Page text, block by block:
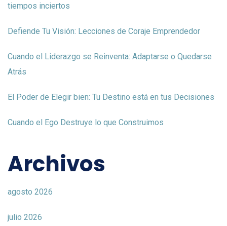
tiempos inciertos
Defiende Tu Visión: Lecciones de Coraje Emprendedor
Cuando el Liderazgo se Reinventa: Adaptarse o Quedarse
Atrás
El Poder de Elegir bien: Tu Destino está en tus Decisiones
Cuando el Ego Destruye lo que Construimos
Archivos
agosto 2026
julio 2026